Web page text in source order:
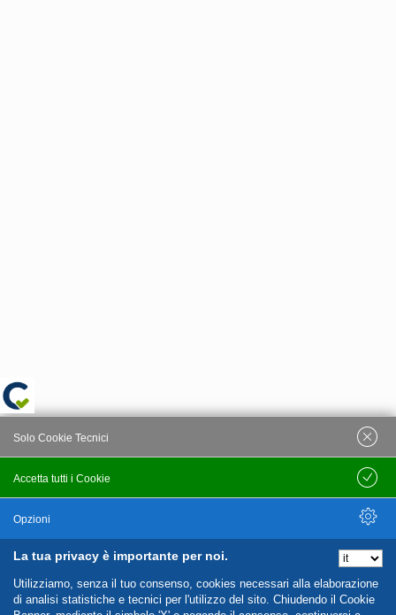
La tua privacy è importante per noi.
Utilizziamo, senza il tuo consenso, cookies necessari alla elaborazione
di analisi statistiche e tecnici per l'utilizzo del sito. Chiudendo il Cookie
Accetta tutti i Cookie
Solo Cookie Tecnici
Salva
Opzioni
Nascondi Opzioni